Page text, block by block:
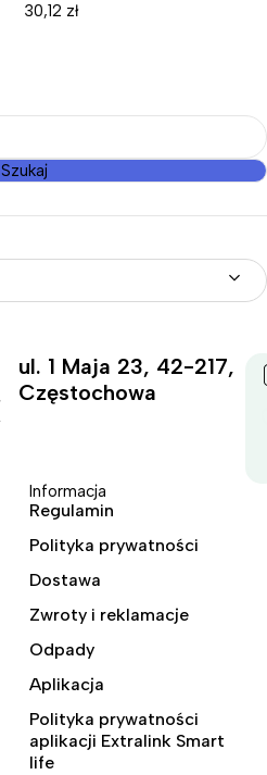
30,12 zł
Szukaj
ul. 1 Maja 23, 42-217,
Częstochowa
Informacja
Regulamin
Polityka prywatności
Dostawa
Zwroty i reklamacje
Odpady
Aplikacja
Polityka prywatności
aplikacji Extralink Smart
life